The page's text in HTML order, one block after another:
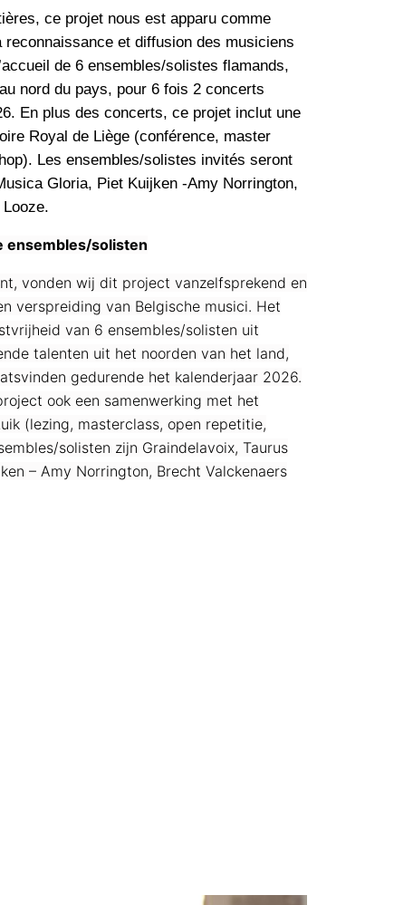
ce projet nous est apparu comme
et diffusion des musiciens
de 6 ensembles/solistes flamands,
nord du pays, pour 6 fois 2 concerts
En plus des concerts, ce projet inclut une
Royal de Liège (conférence, master
Les ensembles/solistes invités seront
Gloria, Piet Kuijken -Amy Norrington,
ensembles/solisten
vonden wij dit project vanzelfsprekend en
verspreiding van Belgische musici. Het
van 6 ensembles/solisten uit
talenten uit het noorden van het land,
gedurende het kalenderjaar 2026.
ook een samenwerking met het
(lezing, masterclass, open repetitie,
solisten zijn Graindelavoix, Taurus
– Amy Norrington, Brecht Valckenaers